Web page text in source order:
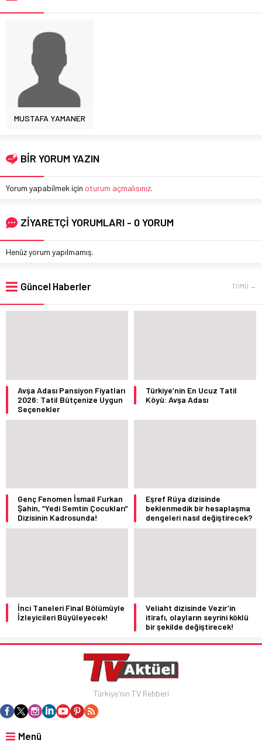
MUSTAFA YAMANER
BİR YORUM YAZIN
Yorum yapabilmek için oturum açmalısınız.
ZİYARETÇİ YORUMLARI - 0 YORUM
Henüz yorum yapılmamış.
Güncel Haberler TÜMÜ →
Avşa Adası Pansiyon Fiyatları
2026: Tatil Bütçenize Uygun
Seçenekler
Türkiye’nin En Ucuz Tatil
Köyü: Avşa Adası
Genç Fenomen İsmail Furkan
Şahin, “Yedi Semtin Çocukları”
Dizisinin Kadrosunda!
Eşref Rüya dizisinde
beklenmedik bir hesaplaşma
dengeleri nasıl değiştirecek?
İnci Taneleri Final Bölümüyle
İzleyicileri Büyüleyecek!
Veliaht dizisinde Vezir’in
itirafı, olayların seyrini köklü
bir şekilde değiştirecek!
Türkiye'nin TV Rehberi
Menü